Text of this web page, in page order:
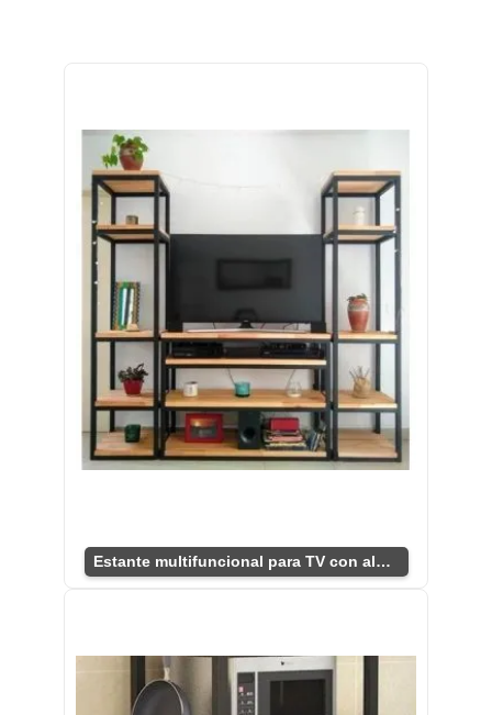
Estante multifuncional para TV con almacenamiento